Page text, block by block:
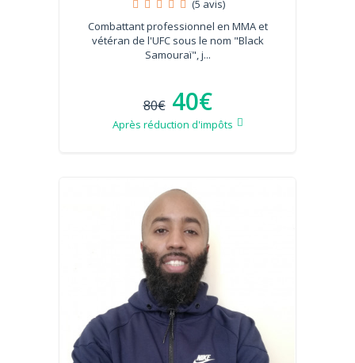
(5 avis)
Combattant professionnel en MMA et
vétéran de l'UFC sous le nom "Black
Samouraï", j...
80€ 40€
Après réduction d'impôts